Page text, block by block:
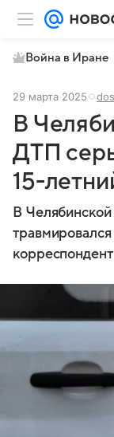
Война в Иране
29 марта 2025
В
ДТП
15-
В
травмировался